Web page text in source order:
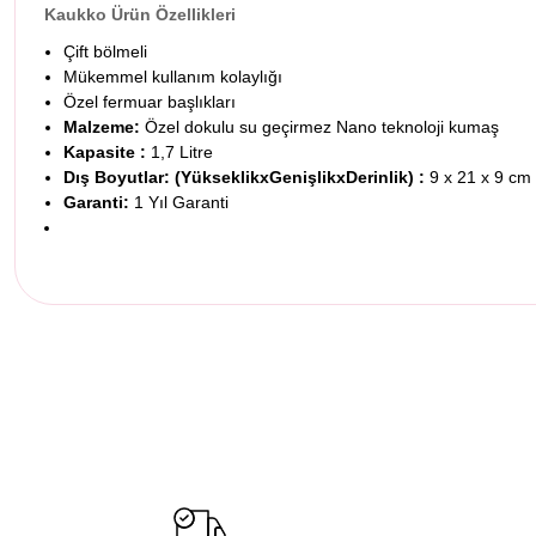
Kaukko Ürün Özellikleri
Çift bölmeli
Mükemmel kullanım kolaylığı
Özel fermuar başlıkları
Malzeme: Özel dokulu su geçirmez Nano teknoloji kumaş
Kapasite : 1,7 Litre
Dış Boyutlar: (YükseklikxGenişlikxDerinlik) : 9 x 21 x 9 cm
Garanti: 1 Yıl Garanti
Ürün fiyatı diğer sitelerden daha pahalı.